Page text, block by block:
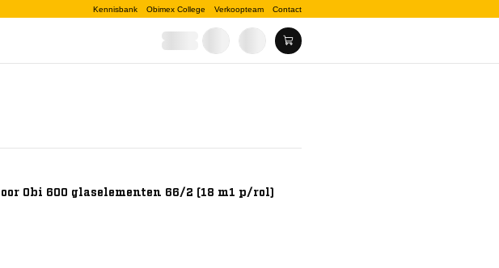
Kennisbank Obimex College Verkoopteam Contact
Obi 600 glaselementen 66/2 (18 m1 p/rol)